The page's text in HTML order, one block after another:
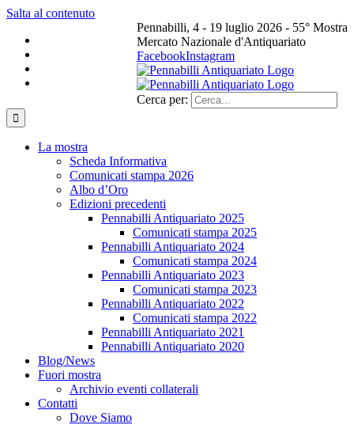
Salta al contenuto
Pennabilli, 4 - 19 luglio 2026 - 55° Mostra
Mercato Nazionale d'Antiquariato
FacebookInstagram
Cerca per:
La mostra
Scheda Informativa
Comunicati stampa 2026
Albo d’Oro
Edizioni precedenti
Pennabilli Antiquariato 2025
Comunicati stampa 2025
Pennabilli Antiquariato 2024
Comunicati stampa 2024
Pennabilli Antiquariato 2023
Comunicati stampa 2023
Pennabilli Antiquariato 2022
Comunicati stampa 2022
Pennabilli Antiquariato 2021
Pennabilli Antiquariato 2020
Blog/News
Fuori mostra
Archivio eventi collaterali
Contatti
Dove Siamo